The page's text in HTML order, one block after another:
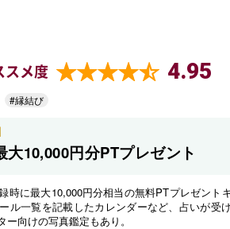
スメ度 4.95
#縁結び
大10,000円分PTプレゼント
時に最大10,000円分相当の無料PTプレゼント
ル一覧を記載したカレンダーなど、占いが受
向けの写真鑑定もあり。